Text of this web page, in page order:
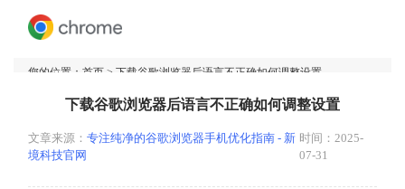
您的位置： 首页 > 下载谷歌浏览器后语言不正确如何调整设置
下载谷歌浏览器后语言不正确如何调整设置
文章来源： 专注纯净的谷歌浏览器手机优化指南 - 新
境科技官网
时间：2025-
07-31